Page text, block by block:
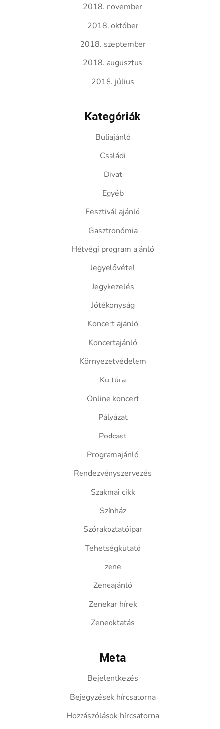
2018. november
2018. október
2018. szeptember
2018. augusztus
2018. július
Kategóriák
Buliajánló
Családi
Divat
Egyéb
Fesztivál ajánló
Gasztronómia
Hétvégi program ajánló
Jegyelővétel
Jegykezelés
Jótékonyság
Koncert ajánló
Koncertajánló
Környezetvédelem
Kultúra
Online koncert
Pályázat
Podcast
Programajánló
Rendezvényszervezés
Szakmai cikk
Színház
Szórakoztatóipar
Tehetségkutató
zene
Zeneajánló
Zenekar hírek
Zeneoktatás
Meta
Bejelentkezés
Bejegyzések hírcsatorna
Hozzászólások hírcsatorna